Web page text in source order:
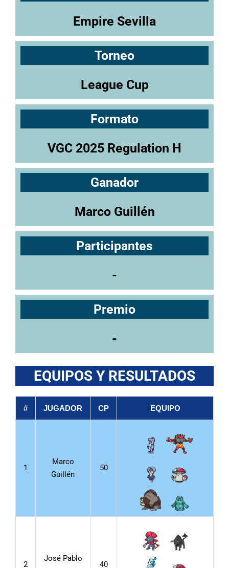
Empire Sevilla
Torneo
League Cup
Formato
VGC 2025 Regulation H
Ganador
Marco Guillén
Participantes
-
Premio
-
EQUIPOS Y RESULTADOS
# JUGADOR CP EQUIPO
1
Marco
Guillén
50
2
José Pablo
40